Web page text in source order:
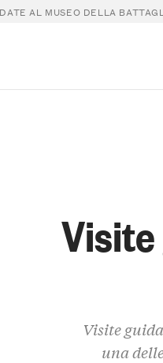
AL MUSEO DELLA
Visite
una